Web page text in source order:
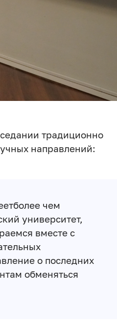
традиционно
направлений:
чем
университет,
вместе с
о последних
обменяться